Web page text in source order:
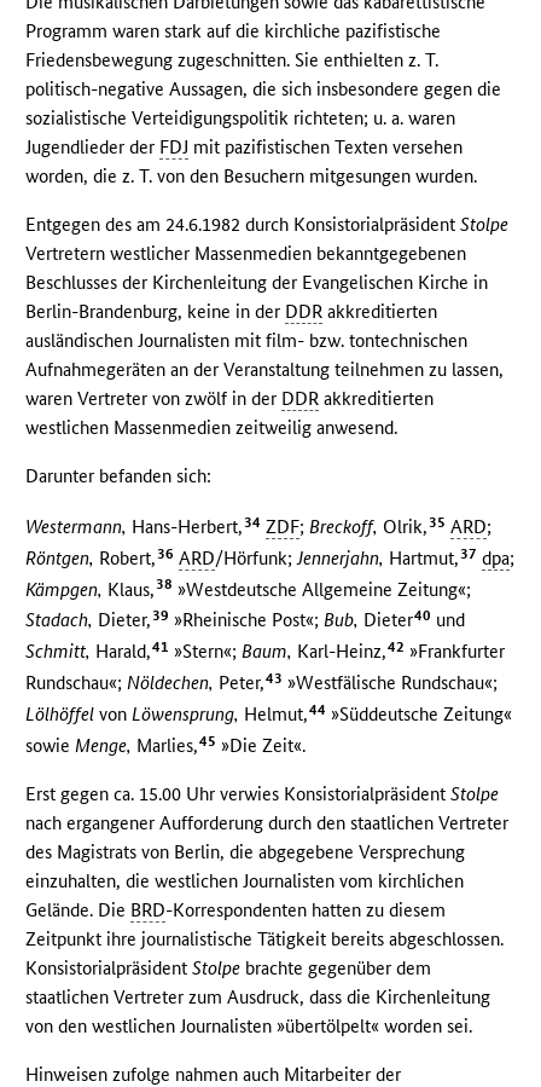
Programm waren stark auf die kirchliche pazifistische
Friedensbewegung zugeschnitten. Sie enthielten z. T.
politisch-negative Aussagen, die sich insbesondere gegen die
sozialistische Verteidigungspolitik richteten; u. a. waren
Jugendlieder der FDJ mit pazifistischen Texten versehen
worden, die z. T. von den Besuchern mitgesungen wurden.
Entgegen des am 24.6.1982 durch KonsistorialpräsidentStolpe
Vertretern westlicher Massenmedien bekanntgegebenen
Beschlusses der Kirchenleitung der Evangelischen Kirche in
Berlin-Brandenburg, keine in der DDR akkreditierten
ausländischen Journalisten mit film- bzw. tontechnischen
Aufnahmegeräten an der Veranstaltung teilnehmen zu lassen,
waren Vertreter von zwölf in der DDR akkreditierten
westlichen Massenmedien zeitweilig anwesend.
Darunter befanden sich:
Westermann, Hans-Herbert, 34 ZDF; Breckoff, Olrik, 35 ARD;
Röntgen, Robert, 36 ARD/Hörfunk; Jennerjahn, Hartmut, 37 dpa;
Kämpgen, Klaus,38 »Westdeutsche Allgemeine Zeitung«;
Stadach, Dieter,39 »Rheinische Post«;Bub, Dieter40 und
Schmitt, Harald,41 »Stern«;Baum, Karl-Heinz,42 »Frankfurter
Rundschau«;Nöldechen, Peter,43 »Westfälische Rundschau«;
Lölhöffel von Löwensprung, Helmut,44 »Süddeutsche Zeitung«
sowie Menge, Marlies,45 »Die Zeit«.
Erst gegen ca. 15.00 Uhr verwies KonsistorialpräsidentStolpe
nach ergangener Aufforderung durch den staatlichen Vertreter
des Magistrats von Berlin, die abgegebene Versprechung
einzuhalten, die westlichen Journalisten vom kirchlichen
Gelände. Die BRD-Korrespondenten hatten zu diesem
Zeitpunkt ihre journalistische Tätigkeit bereits abgeschlossen.
KonsistorialpräsidentStolpe brachte gegenüber dem
staatlichen Vertreter zum Ausdruck, dass die Kirchenleitung
von den westlichen Journalisten »übertölpelt« worden sei.
Hinweisen zufolge nahmen auch Mitarbeiter der